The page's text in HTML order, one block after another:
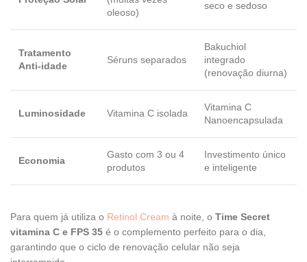
oleoso)
seco e sedoso
Tratamento
Anti-idade
Séruns separados
Bakuchiol
integrado
(renovação diurna)
Luminosidade Vitamina C isolada
Vitamina C
Nanoencapsulada
Economia
Gasto com 3 ou 4
produtos
Investimento único
e inteligente
Para quem já utiliza o Retinol Cream à noite, o Time Secret
vitamina C e FPS 35 é o complemento perfeito para o dia,
garantindo que o ciclo de renovação celular não seja